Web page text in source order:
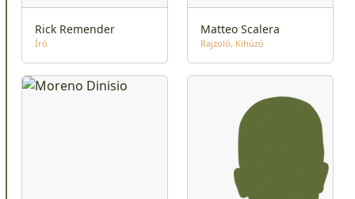
Rick Remender
Író
Matteo Scalera
Rajzoló Kihúzó